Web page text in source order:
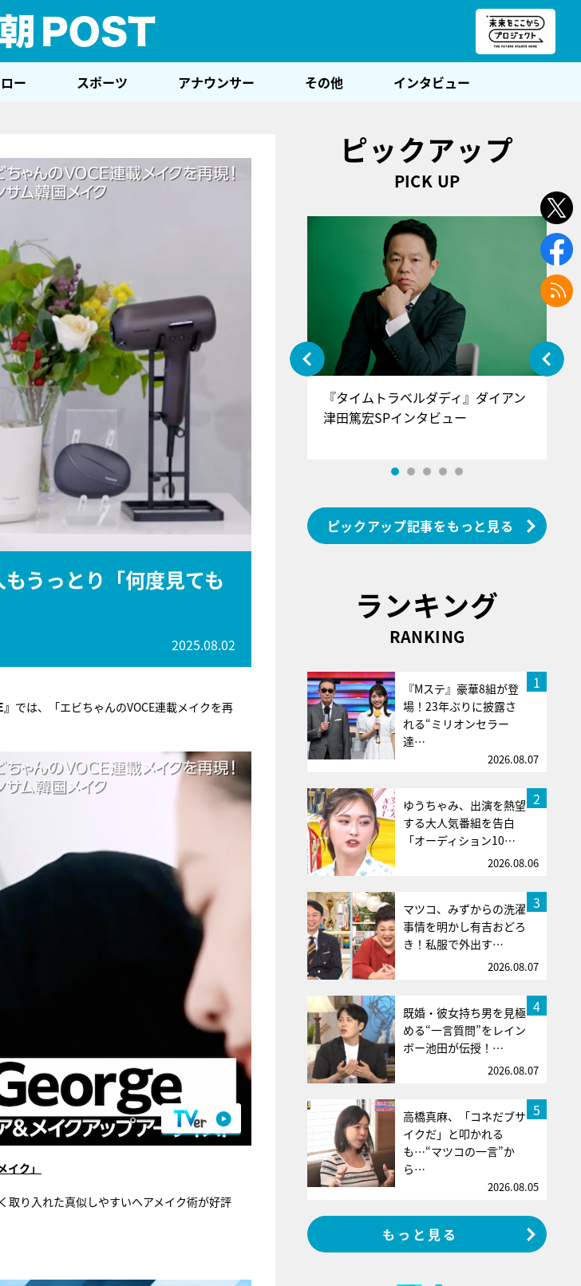
ー スポーツ アナウンサー その他 インタビュー
うっとり「何度見ても
2025.08.02
では、「エビちゃんのVOCE連載メイクを再
ク」
取り入れた真似しやすいヘアメイク術が好評
ピックアップ
PICK UP
『アイ＝ラブ！げーみんぐ』＝LOV
E齋藤樹愛羅＆佐々木舞香SPインタ
ビュー
『タイムトラベルダディ』ダイアン
津田篤宏SPインタビュー
ピックアップ記事をもっと見る
ランキング
RANKING
1
『Mステ』豪華8組が登
場！23年ぶりに披露さ
れる“ミリオンセラー
達…
2026.08.07
2
ゆうちゃみ、出演を熱望
する大人気番組を告白
「オーディション10…
2026.08.06
3
マツコ、みずからの洗濯
事情を明かし有吉おどろ
き！私服で外出す…
2026.08.07
4
既婚・彼女持ち男を見極
める“一言質問”をレイン
ボー池田が伝授！…
2026.08.07
5
高橋真麻、「コネだブサ
イクだ」と叩かれる
も…“マツコの一言”か
ら…
2026.08.05
もっと見る